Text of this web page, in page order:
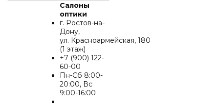
Салоны
оптики
г. Ростов-на-
Дону,
ул. Красноармейская, 180
(1 этаж)
+7 (900) 122-
60-00
Пн-Cб 8:00-
20:00, Вс
9:00-16:00